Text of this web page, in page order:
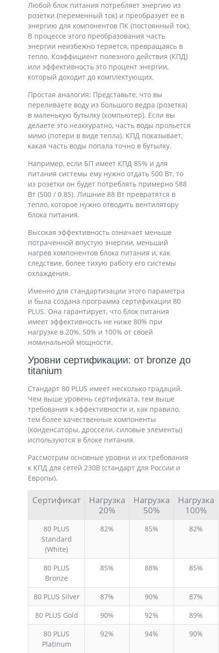
Любой блок питания потребляет энергию из
розетки (переменный ток) и преобразует ее в
энергию для компонентов ПК (постоянный ток).
В процессе этого преобразования часть
энергии неизбежно теряется, превращаясь в
тепло. Коэффициент полезного действия (КПД)
или эффективность это процент энергии,
который доходит до комплектующих.
Простая аналогия: Представьте, что вы
переливаете воду из большого ведра (розетка)
в маленькую бутылку (компьютер). Если вы
делаете это неаккуратно, часть воды прольется
мимо (потери в виде тепла). КПД показывает,
какая часть воды попала точно в бутылку.
Например, если БП имеет КПД 85% и для
питания системы ему нужно отдать 500 Вт, то
из розетки он будет потреблять примерно 588
Вт (500 / 0.85). Лишние 88 Вт превратятся в
тепло, которое нужно отводить вентилятору
блока питания.
Высокая эффективность означает меньше
потраченной впустую энергии, меньший
нагрев компонентов блока питания и, как
следствие, более тихую работу его системы
охлаждения.
Именно для стандартизации этого параметра
и была создана программа сертификации 80
PLUS. Она гарантирует, что блок питания
имеет эффективность не ниже 80% при
нагрузке в 20%, 50% и 100% от своей
номинальной мощности.
Уровни сертификации: от bronze до
titanium
Стандарт 80 PLUS имеет несколько градаций.
Чем выше уровень сертификата, тем выше
требования к эффективности и, как правило,
тем более качественные компоненты
(конденсаторы, дроссели, силовые элементы)
используются в блоке питания.
Рассмотрим основные уровни и их требования
к КПД для сетей 230В (стандарт для России и
Европы).
Сертификат
Нагрузка
20%
Нагрузка
50%
Нагрузка
100%
80 PLUS
Standard
(White)
82% 85% 82%
80 PLUS
Bronze
85% 88% 85%
80 PLUS Silver 87% 90%
87%
80 PLUS Gold
90% 92%
89%
80 PLUS
Platinum
92% 94% 90%